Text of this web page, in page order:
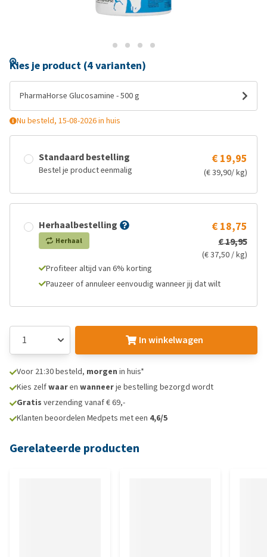
Kies je product (4 varianten)
PharmaHorse Glucosamine - 500 g
Nu besteld, 15-08-2026 in huis
Standaard bestelling
Bestel je product eenmalig
€ 19,95
(€ 39,90/ kg)
Herhaalbestelling
Herhaal
€ 18,75
€ 19,95
(€ 37,50 / kg)
Profiteer altijd van 6% korting
Pauzeer of annuleer eenvoudig wanneer jij dat wilt
In winkelwagen
Voor 21:30 besteld, morgen in huis*
Kies zelfwaaren wanneerje bestelling bezorgd wordt
Gratis verzending vanaf € 69,-
Klanten beoordelen Medpets met een 4,6/5
Gerelateerde producten